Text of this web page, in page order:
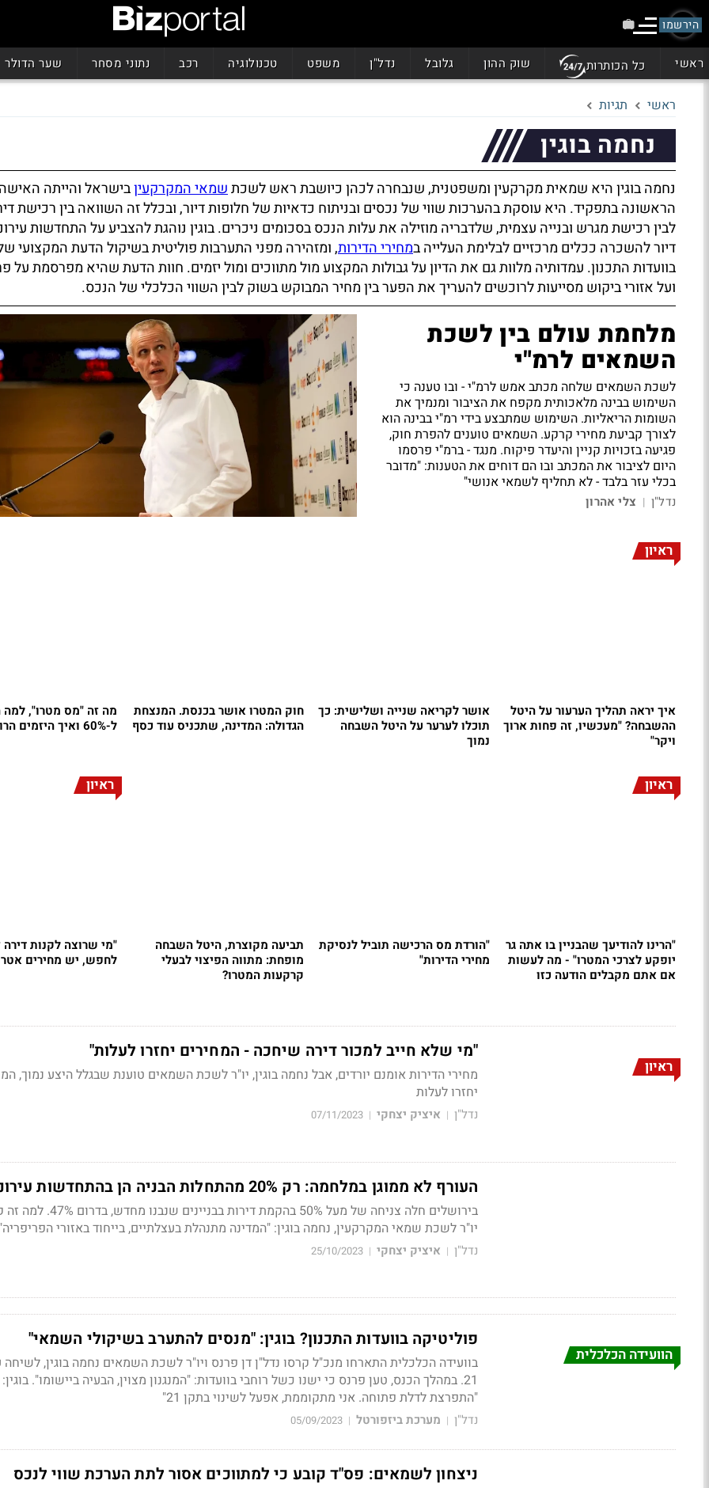
הירשמו
ראשי כל הכותרות שוק ההון גלובל נדל"ן משפט טכנולוגיה רכב נתוני מסחר שער הדולר
ראשי תגיות
נחמה בוגין
נחמה בוגין היא שמאית מקרקעין ומשפטנית, שנבחרה לכהן כיושבת ראש לשכתשמאי המקרקעיןבישראל והייתה האישה
הראשונה בתפקיד. היא עוסקת בהערכות שווי של נכסים ובניתוח כדאיות של חלופות דיור, ובכלל זה השוואה בין רכישת
לבין רכישת מגרש ובנייה עצמית, שלדבריה מוזילה את עלות הנכס בסכומים ניכרים. בוגין נוהגת להצביע על התחדשות
דיור להשכרה ככלים מרכזיים לבלימת העלייה במחירי הדירות, ומזהירה מפני התערבות פוליטית בשיקול הדעת המקצועי
בוועדות התכנון. עמדותיה מלוות גם את הדיון על גבולות המקצוע מול מתווכים ומול יזמים. חוות הדעת שהיא מפרסמת על
ועל אזורי ביקוש מסייעות לרוכשים להעריך את הפער בין מחיר המבוקש בשוק לבין השווי הכלכלי של הנכס.
מלחמת עולם בין לשכת
השמאים לרמ"י
לשכת השמאים שלחה מכתב אמש לרמ"י - ובו טענה כי
השימוש בבינה מלאכותית מקפח את הציבור ומנמיך את
השומות הריאליות. השימוש שמתבצע בידי רמ"י בבינה הוא
לצורך קביעת מחירי קרקע. השמאים טוענים להפרת חוק,
פגיעה בזכויות קניין והיעדר פיקוח. מנגד - ברמ"י פרסמו
היום לציבור את המכתב ובו הם דוחים את הטענות: "מדובר
בכלי עזר בלבד - לא תחליף לשמאי אנושי"
נדל"ן | צלי אהרון
ראיון
איך יראה תהליך הערעור על היטל
ההשבחה? "מעכשיו, זה פחות ארוך
ויקר"
אושר לקריאה שנייה ושלישית: כך
תוכלו לערער על היטל השבחה
נמוך
חוק המטרו אושר בכנסת. המנצחת
הגדולה: המדינה, שתכניס עוד כסף
מה זה "מס מטרו", למה
ל-60% ואיך היזמים הרוויחו?
ראיון
"הרינו להודיעך שהבניין בו אתה גר
יופקע לצרכי המטרו" - מה לעשות
אם אתם מקבלים הודעה כזו
"הורדת מס הרכישה תוביל לנסיקת
מחירי הדירות"
תביעה מקוצרת, היטל השבחה
מופחת: מתווה הפיצוי לבעלי
קרקעות המטרו?
ראיון
"מי שרוצה לקנות דירה
לחפש, יש מחירים
ראיון
"מי שלא חייב למכור דירה שיחכה - המחירים יחזרו לעלות"
מחירי הדירות אומנם יורדים, אבל נחמה בוגין, יו"ר לשכת השמאים טוענת שבגלל היצע נמוך,
יחזרו לעלות
נדל"ן | איציק יצחקי |
07/11/2023
העורף לא ממוגן במלחמה: רק 20% מהתחלות הבניה הן בהתחדשות עירונית
בירושלים חלה צניחה של מעל 50% בהקמת דירות
יו"ר לשכת שמאי המקרקעין, נחמה בוגין: "המדינה מתנהלת בעצלתיים, בייחוד באזורי הפריפריה"
נדל"ן | איציק יצחקי |
25/10/2023
הוועידה הכלכלית
פוליטיקה בוועדות התכנון? בוגין: "מנסים להתערב בשיקולי השמאי"
בוועידה הכלכלית התארחו מנכ"ל קרסו נדל"ן דן פרנס ויו"ר לשכת השמאים נחמה בוגין,
21. במהלך הכנס, טען פרנס כי ישנו כשל רוחבי בוועדות: "המנגנון מצוין, הבעיה ביישומו". בוגין:
"התפרצת לדלת פתוחה. אני מתקוממת, אפעל לשינוי בתקן 21"
נדל"ן | מערכת ביזפורטל |
05/09/2023
ניצחון לשמאים: פס"ד קובע כי למתווכים אסור לתת הערכת שווי לנכס